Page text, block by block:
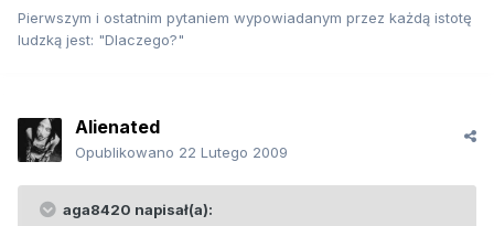
Pierwszym i ostatnim pytaniem wypowiadanym przez każdą istotę
ludzką jest: "Dlaczego?"
Alienated
Opublikowano 22 Lutego 2009
aga8420 napisał(a):